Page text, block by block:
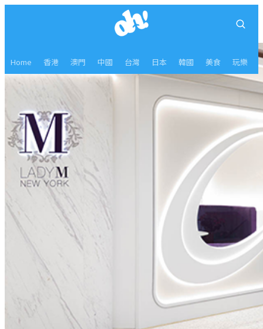
Home 香港 澳門 中國 台灣 日本 韓國 美食 玩樂